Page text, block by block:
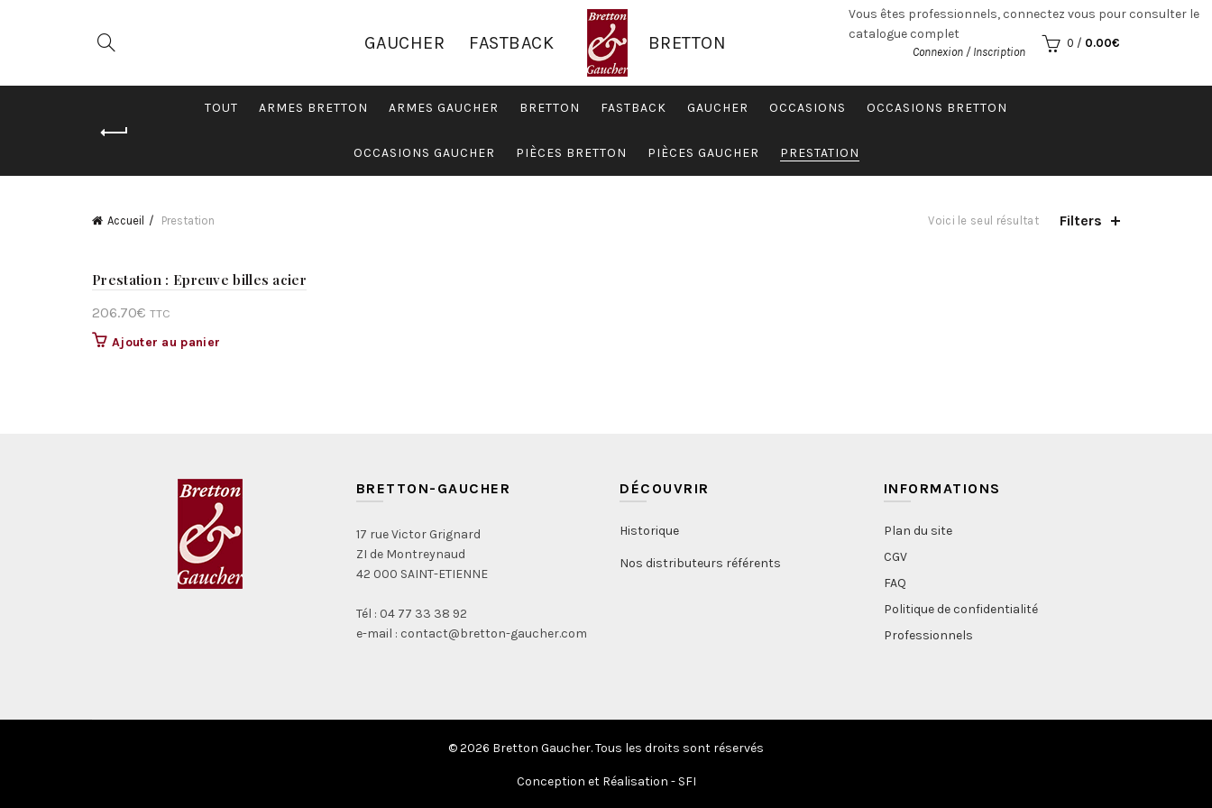
GAUCHER FASTBACK BRETTON Connexion / Inscription
0 / 0.00€
Vous êtes professionnels, connectez vous pour consulter le
catalogue complet
TOUT ARMES BRETTON ARMES GAUCHER BRETTON FASTBACK GAUCHER OCCASIONS OCCASIONS BRETTON
OCCASIONS GAUCHER PIÈCES BRETTON PIÈCES GAUCHER PRESTATION
Accueil Prestation Voici le seul résultat Filters
Prestation : Epreuve billes acier
206.70€ TTC
Ajouter au panier
BRETTON-GAUCHER
17 rue Victor Grignard
ZI de Montreynaud
42 000 SAINT-ETIENNE
Tél : 04 77 33 38 92
e-mail : contact@bretton-gaucher.com
DÉCOUVRIR
Historique
Nos distributeurs référents
INFORMATIONS
Plan du site
CGV
FAQ
Politique de confidentialité
Professionnels
© 2026 Bretton Gaucher. Tous les droits sont réservés
Conception et Réalisation - SFI